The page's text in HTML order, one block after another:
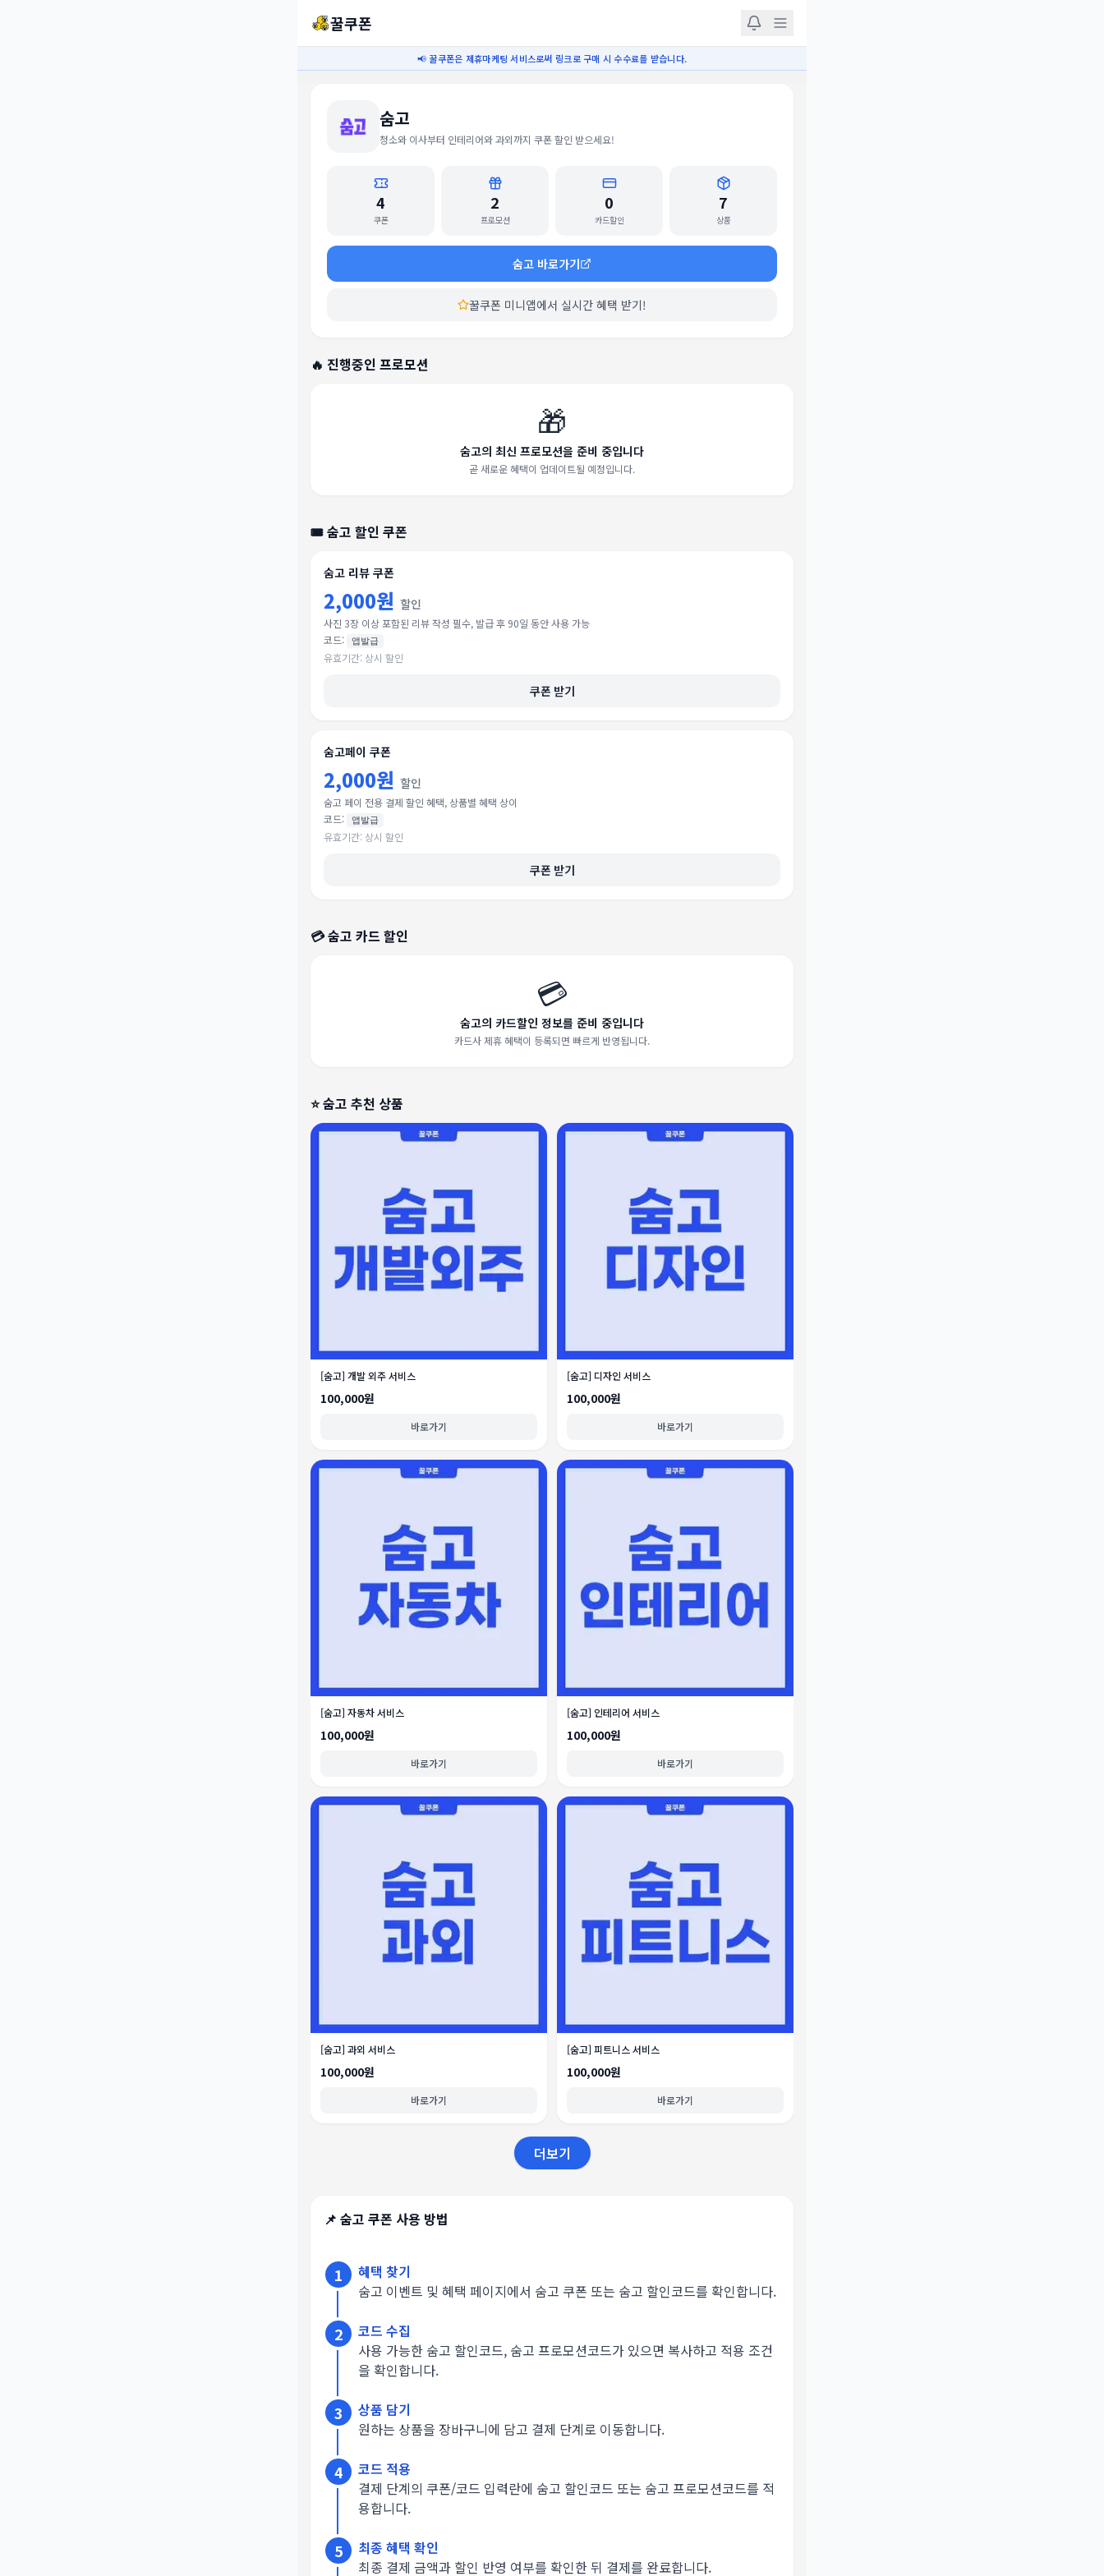
꿀쿠폰
📢 꿀쿠폰은 제휴마케팅 서비스로써 링크로 구매 시 수수료를 받습니다.
숨고
청소와 이사부터 인테리어와 과외까지 쿠폰 할인 받으세요!
4
쿠폰
2
프로모션
0
카드할인
7
상품
숨고 바로가기
꿀쿠폰 미니앱에서 실시간 혜택 받기!
🔥 진행중인 프로모션
🎁
숨고의 최신 프로모션을 준비 중입니다
곧 새로운 혜택이 업데이트될 예정입니다.
🎟️숨고 할인 쿠폰
숨고 리뷰 쿠폰
2,000원 할인
사진 3장 이상 포함된 리뷰 작성 필수, 발급 후 90일 동안 사용 가능
코드:
앱발급
유효기간: 상시 할인
쿠폰 받기
숨고페이 쿠폰
2,000원 할인
숨고 페이 전용 결제 할인 혜택, 상품별 혜택 상이
코드:
앱발급
유효기간: 상시 할인
쿠폰 받기
💳숨고 카드 할인
💳
숨고의 카드할인 정보를 준비 중입니다
카드사 제휴 혜택이 등록되면 빠르게 반영됩니다.
⭐숨고 추천 상품
[숨고] 개발 외주 서비스
100,000원
바로가기
[숨고] 디자인 서비스
100,000원
바로가기
[숨고] 자동차 서비스
100,000원
바로가기
[숨고] 인테리어 서비스
100,000원
바로가기
[숨고] 과외 서비스
100,000원
바로가기
[숨고] 피트니스 서비스
100,000원
바로가기
더보기
📌 숨고 쿠폰 사용 방법
1
혜택 찾기
숨고 이벤트 및 혜택 페이지에서 숨고 쿠폰 또는 숨고 할인코드를 확인합니다.
2
코드 수집
사용 가능한 숨고 할인코드, 숨고 프로모션코드가 있으면 복사하고 적용 조건
을 확인합니다.
3
상품 담기
원하는 상품을 장바구니에 담고 결제 단계로 이동합니다.
4
코드 적용
결제 단계의 쿠폰/코드 입력란에 숨고 할인코드 또는 숨고 프로모션코드를 적
용합니다.
5
최종 혜택 확인
최종 결제 금액과 할인 반영 여부를 확인한 뒤 결제를 완료합니다.